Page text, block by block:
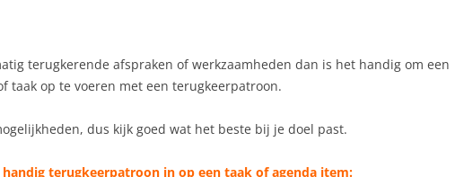
terugkerende afspraken of werkzaamheden dan is het handig om een
taak op te voeren met een terugkeerpatroon.
dus kijk goed wat het beste bij je doel past.
handig terugkeerpatroon in op een taak of agenda item: